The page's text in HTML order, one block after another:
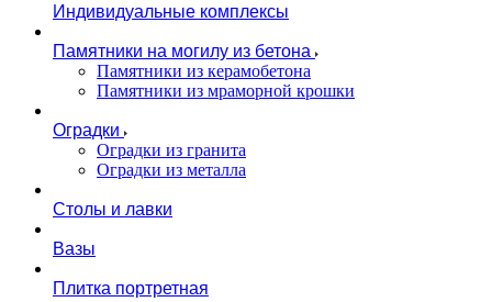
Индивидуальные комплексы
Памятники на могилу из бетона
Памятники из керамобетона
Памятники из мраморной крошки
Оградки
Оградки из гранита
Оградки из металла
Столы и лавки
Вазы
Плитка портретная